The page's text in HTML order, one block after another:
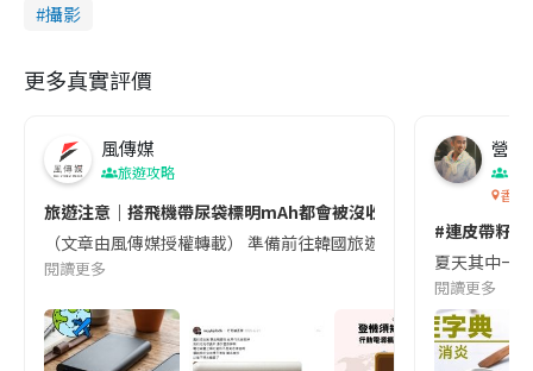
攝影
更多真實評價
風傳媒
旅遊攻略
旅遊注意｜搭飛機帶尿袋標明mAh都會被沒收😱出發前切記檢查
（文章由風傳媒授權轉載） 準備前往韓國旅遊的民眾，近期要
閱讀更多
營養
香港
#連皮帶籽
夏天其中一
閱讀更多